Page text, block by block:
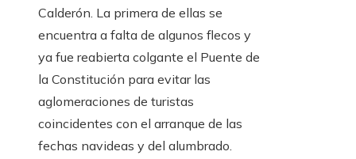
Calderón. La primera de ellas se
encuentra a falta de algunos flecos y
ya fue reabierta colgante el Puente de
la Constitución para evitar las
aglomeraciones de turistas
coincidentes con el arranque de las
fechas navideas y del alumbrado.